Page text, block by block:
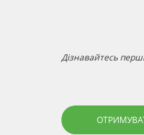
Дізнавайтесь